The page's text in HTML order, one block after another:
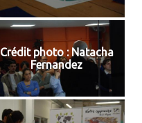
Crédit photo : Natacha
Fernandez